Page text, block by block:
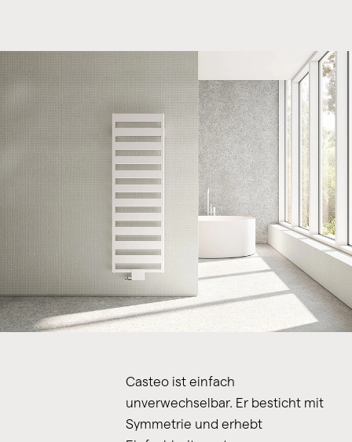
Casteo ist einfach
unverwechselbar. Er besticht mit
Symmetrie und erhebt